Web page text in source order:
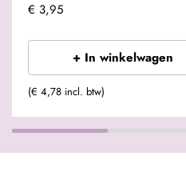
€ 3,95
+ In winkelwagen
(€ 4,78 incl. btw)